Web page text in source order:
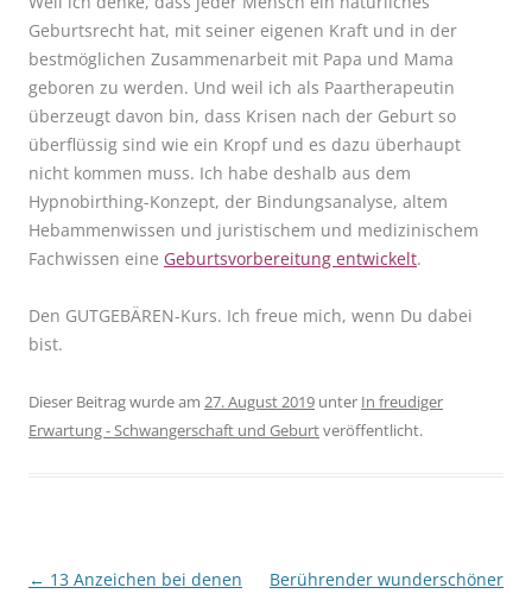
Geburtsrecht hat, mit seiner eigenen Kraft und in der
bestmöglichen Zusammenarbeit mit Papa und Mama
geboren zu werden. Und weil ich als Paartherapeutin
überzeugt davon bin, dass Krisen nach der Geburt so
überflüssig sind wie ein Kropf und es dazu überhaupt
nicht kommen muss. Ich habe deshalb aus dem
Hypnobirthing-Konzept, der Bindungsanalyse, altem
Hebammenwissen und juristischem und medizinischem
Fachwissen eine Geburtsvorbereitung entwickelt.
Den GUTGEBÄREN-Kurs. Ich freue mich, wenn Du dabei
bist.
Dieser Beitrag wurde am 27. August 2019 unter In freudiger
Erwartung - Schwangerschaft und Geburtveröffentlicht.
Beitragsnavigation
← 13 Anzeichen bei denen
Berührender wunderschöner